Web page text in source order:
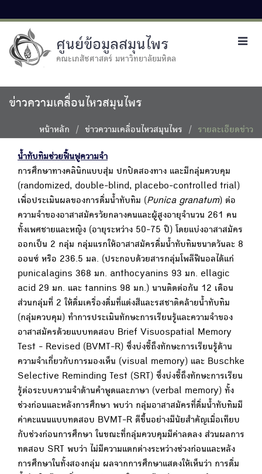
ศูนย์ข้อมูลสมุนไพร
คณะเภสัชศาสตร์ มหาวิทยาลัยมหิดล
ข่าวความเคลื่อนไหวสมุนไพร
หน้าหลัก ข่าวความเคลื่อนไหวสมุนไพร รายละเอียดข่าว
น้ำทับทิมช่วยฟื้นฟูความจำ
การศึกษาทางคลินิกแบบสุ่ม ปกปิดสองทาง และมีกลุ่มควบคุม
(randomized, double-blind, placebo-controlled trial)
เพื่อประเมินผลของการดื่มน้ำทับทิม (Punica granatum) ต่อ
ความจำของอาสาสมัครวัยกลางคนและผู้สูงอายุจำนวน 261 คน
ทั้งเพศชายและหญิง (อายุระหว่าง 50-75 ปี) โดยแบ่งอาสาสมัคร
ออกเป็น 2 กลุ่ม กลุ่มแรกให้อาสาสมัครดื่มน้ำทับทิมขนาดวันละ 8
ออนซ์ หรือ 236.5 มล. (ประกอบด้วยสารกลุ่มโพลีฟีนอลได้แก่
punicalagins 368 มก. anthocyanins 93 มก. ellagic
acid 29 มก. และ tannins 98 มก.) นานติดต่อกัน 12 เดือน
ส่วนกลุ่มที่ 2 ให้ดื่มเครื่องดื่มที่แต่งสีและรสชาติคล้ายน้ำทับทิม
(กลุ่มควบคุม) ทำการประเมินทักษะการเรียนรู้และความจำของ
อาสาสมัครด้วยแบบทดสอบ Brief Visuospatial Memory
Test - Revised (BVMT-R) ซึ่งบ่งชี้ถึงทักษะการเรียนรู้ด้าน
ความจำเกี่ยวกับการมองเห็น (visual memory) และ Buschke
Selective Reminding Test (SRT) ซึ่งบ่งชี้ถึงทักษะการเรียน
รู้ต่อระบบความจำด้านคำพูดและภาษา (verbal memory) ทั้ง
ช่วงก่อนและหลังการศึกษา พบว่า กลุ่มอาสาสมัครที่ดื่มน้ำทับทิมมี
ค่าคะแนนแบบทดสอบ BVMT-R ดีขึ้นอย่างมีนัยสำคัญเมื่อเทียบ
กับช่วงก่อนการศึกษา ในขณะที่กลุ่มควบคุมมีค่าลดลง ส่วนผลการ
ทดสอบ SRT พบว่า ไม่มีความแตกต่างระหว่างช่วงก่อนและหลัง
การศึกษาในทั้งสองกลุ่ม ผลจากการศึกษาแสดงให้เห็นว่า การดื่ม